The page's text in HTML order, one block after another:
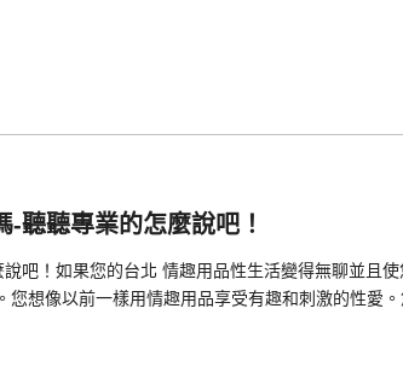
聽聽專業的怎麼說吧！
吧！如果您的台北 情趣用品性生活變得無聊並且
想像以前一樣用情趣用品享受有趣和刺激的性愛